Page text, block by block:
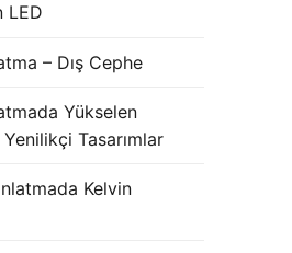
LED
– Dış Cephe
Yükselen
Tasarımlar
Kelvin